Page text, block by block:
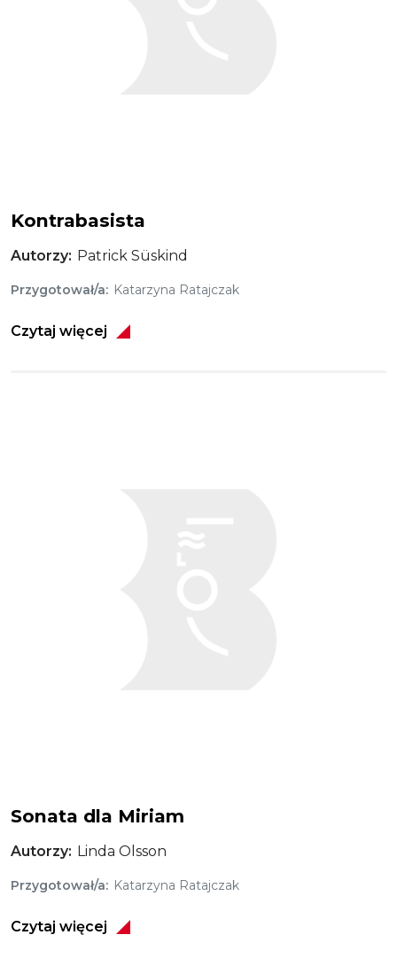
Kontrabasista
Autorzy Patrick Süskind
Przygotował/a Katarzyna Ratajczak
Czytaj więcej
Sonata dla Miriam
Autorzy Linda Olsson
Przygotował/a Katarzyna Ratajczak
Czytaj więcej